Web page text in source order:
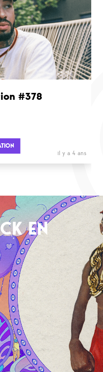
#378
il y a 4 ans
EN